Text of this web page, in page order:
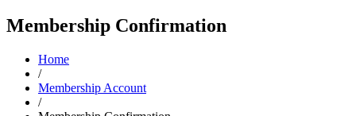
Membership Confirmation
Home
/
Membership Account
/